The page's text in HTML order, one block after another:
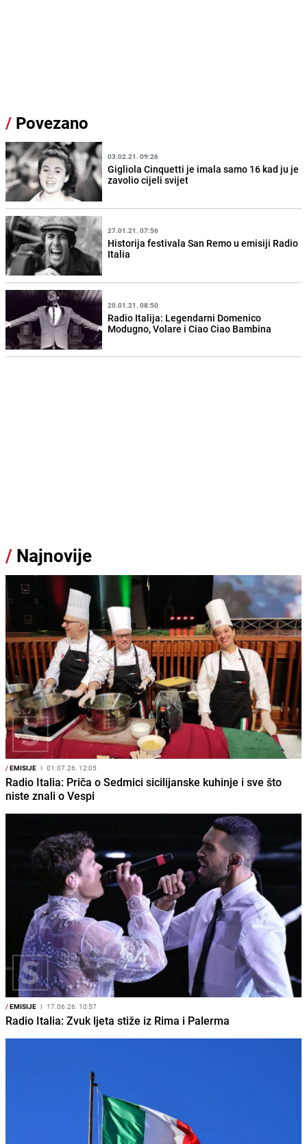
/ Povezano
03.02.21. 09:26
Gigliola Cinquetti je imala samo 16 kad ju je
zavolio cijeli svijet
27.01.21. 07:56
Historija festivala San Remo u emisiji Radio
Italia
20.01.21. 08:50
Radio Italija: Legendarni Domenico
Modugno, Volare i Ciao Ciao Bambina
/ Najnovije
/EMISIJE I 01.07.26. 12:05
Radio Italia: Priča o Sedmici sicilijanske kuhinje i sve što
niste znali o Vespi
/EMISIJE I 17.06.26. 10:57
Radio Italia: Zvuk ljeta stiže iz Rima i Palerma